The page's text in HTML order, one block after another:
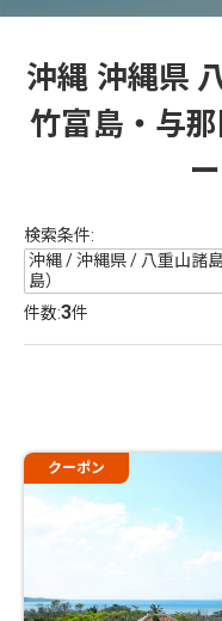
沖縄 沖縄県
竹富島・与
検索条件:
沖縄 / 沖縄県 / 八重山諸
島）
件数:3件
クーポン